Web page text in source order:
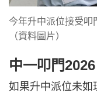
今年升中派位接受叩
（資料圖片）
中一叩門
如果升中派位未如